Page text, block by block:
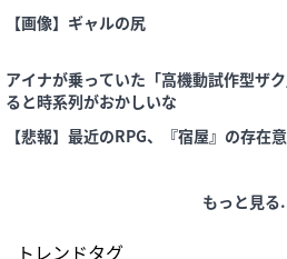
【画像】ギャルの尻
アイナが乗っていた「高機動試作型ザ
ると時系列がおかしいな
【悲報】最近のRPG、『宿屋』の存在
もっと見る
トレンドタグ